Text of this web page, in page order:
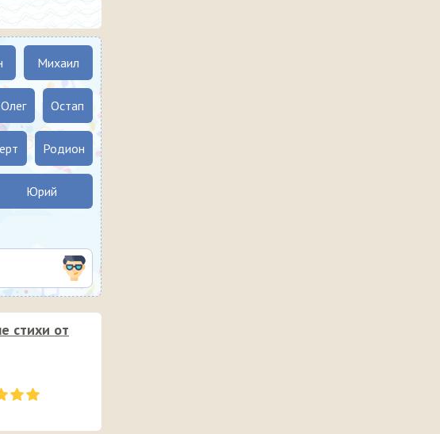
Михаил
Олег Остап
Родион
Юрий
стихи от